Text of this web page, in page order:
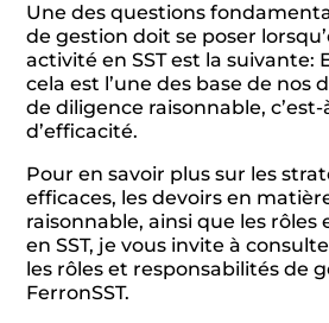
Une des questions
de gestion doit se poser
activité en SST est la suivante:
cela est l’une des base de nos
de diligence raisonnable,
d’efficacité.
Pour en savoir plus sur les
efficaces, les devoirs en
raisonnable, ainsi que les rôles
en SST, je vous invite à
les rôles et responsabilités de
FerronSST.